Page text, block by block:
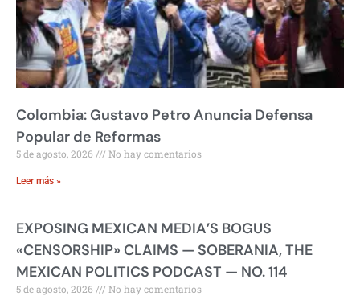
Colombia: Gustavo Petro Anuncia Defensa
Popular de Reformas
5 de agosto, 2026 No hay comentarios
Leer más »
EXPOSING MEXICAN MEDIA’S BOGUS
«CENSORSHIP» CLAIMS — SOBERANIA, THE
MEXICAN POLITICS PODCAST — NO. 114
5 de agosto, 2026 No hay comentarios